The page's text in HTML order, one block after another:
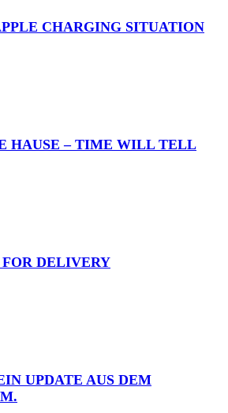
CHARGING SITUATION
HAUSE – TIME WILL TELL
DELIVERY
UPDATE AUS DEM